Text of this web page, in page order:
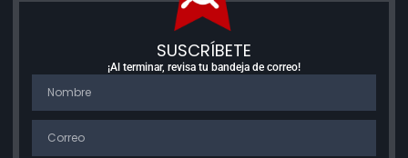
SUSCRÍBETE
¡Al terminar, revisa tu bandeja de correo!